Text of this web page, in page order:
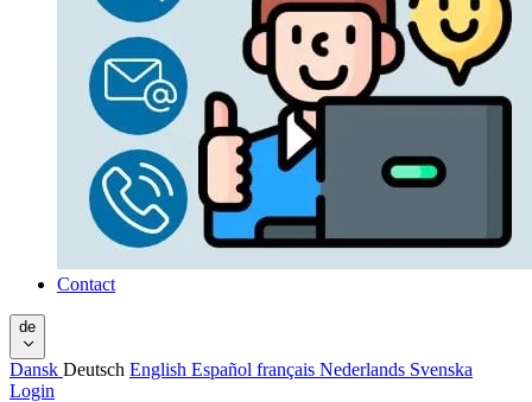
Contact
de
Dansk Deutsch English Español français Nederlands Svenska
Login